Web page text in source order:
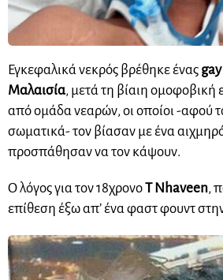
Εγκεφαλικά νεκρός βρέθηκε ένας
Μαλαισία, μετά τη βίαιη ομοφοβική
από ομάδα νεαρών, οι οποίοι -αφού
σωματικά- τον βίασαν με ένα
προσπάθησαν να τον κάψουν.
Ο λόγος για τον 18χρονοT Nhaveen,
επίθεση έξω απ’ ένα φαστ φουντ